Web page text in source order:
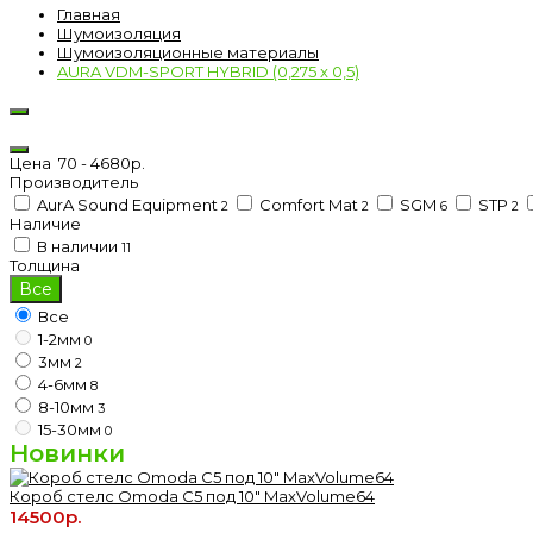
Главная
Шумоизоляция
Шумоизоляционные материалы
AURA VDM-SPORT HYBRID (0,275 x 0,5)
Цена 70 -4680р.
Производитель
AurA Sound Equipment 2 Comfort Mat 2 SGM 6 STP 2
Наличие
В наличии 11
Толщина
Все
Все
1-2мм 0
3мм 2
4-6мм 8
8-10мм 3
15-30мм 0
Новинки
Короб стелс Omoda C5 под 10" MaxVolume64
14500р.